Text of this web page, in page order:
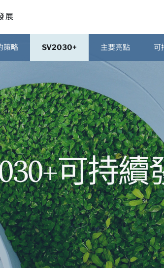
展
策略 SV2030+ 主要亮點 可
可持